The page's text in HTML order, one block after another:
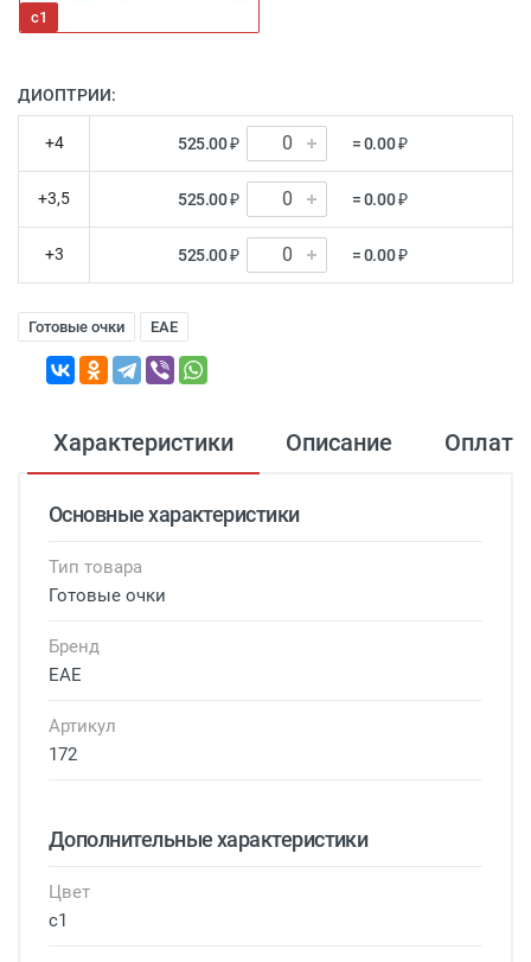
с1
ДИОПТРИИ:
+4 525.00 ₽ = 0.00 ₽
+3,5 525.00 ₽ = 0.00 ₽
+3 525.00 ₽ = 0.00 ₽
Готовые очки EAE
Характеристики Описание Оплата
Основные характеристики
Тип товара
Готовые очки
Бренд
EAE
Артикул
172
Дополнительные характеристики
Цвет
с1